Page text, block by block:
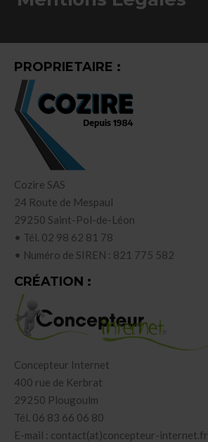
PROPRIETAIRE :
Cozire SAS
24 Route de Mespaul
29250 Saint-Pol-de-Léon
• Tél. 02 98 62 81 78
• Numéro de SIREN : 821 775 582
CRÉATION :
Concepteur Internet
400 rue de Kerbrat
29250 Plougoulm
Tél. 06 83 66 06 80
E-mail : contact(at)concepteur-internet.fr